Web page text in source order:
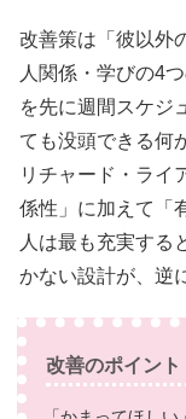
改善策は「彼以外
人関係・学びの4
を先に週間スケジ
ても没頭できる何
リチャード・ライ
係性」に加えて「
人は最も充実する
かない設計が、逆
改善のポイント